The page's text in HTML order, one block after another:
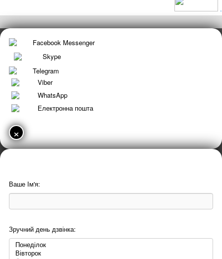
.
Facebook Messenger
Skype
Telegram
Viber
WhatsApp
Електронна пошта
×
Ваше Ім'я:
Зручний день дзвінка: